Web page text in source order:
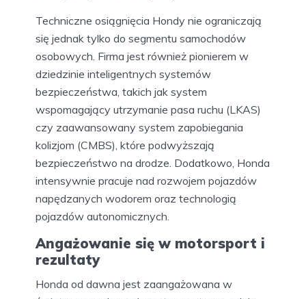
Techniczne osiągnięcia Hondy nie ograniczają
się jednak tylko do segmentu samochodów
osobowych. Firma jest również pionierem w
dziedzinie inteligentnych systemów
bezpieczeństwa, takich jak system
wspomagający utrzymanie pasa ruchu (LKAS)
czy zaawansowany system zapobiegania
kolizjom (CMBS), które podwyższają
bezpieczeństwo na drodze. Dodatkowo, Honda
intensywnie pracuje nad rozwojem pojazdów
napędzanych wodorem oraz technologią
pojazdów autonomicznych.
Angażowanie się w motorsport i
rezultaty
Honda od dawna jest zaangażowana w